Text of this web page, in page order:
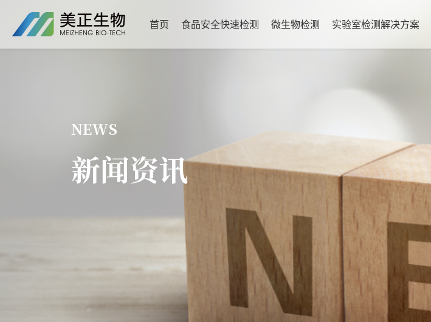
首页 食品安全快速检测 微生物检测 实验室检测解决方案
NEWS
新闻资讯